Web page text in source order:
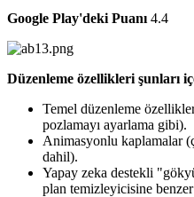
Google Play'deki Puanı 4.4
Düzenleme özellikleri şunları
Temel düzenleme
pozlamayı ayarlama gibi).
Animasyonlu kaplamalar
dahil).
Yapay zeka destekli
plan temizleyicisine benzer